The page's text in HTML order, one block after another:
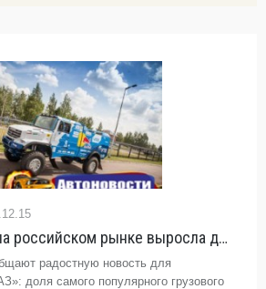
Доля КАМАЗА на российском рынке выросла до 40% - «Автоновости»
радостную новость для
доля самого популярного грузового